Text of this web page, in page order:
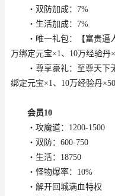
・双防加成：7%
・生活加成：7%
・唯一礼包：【富贵逼人
万绑定元宝×1、10万经验丹
・尊享豪礼：至尊天下无
绑定元宝×1、10万经验丹×50
会员10
・攻魔道：1200-1500
・双防：600-750
・生活：18750
・怪物爆率：10%
・解开回城满血特权